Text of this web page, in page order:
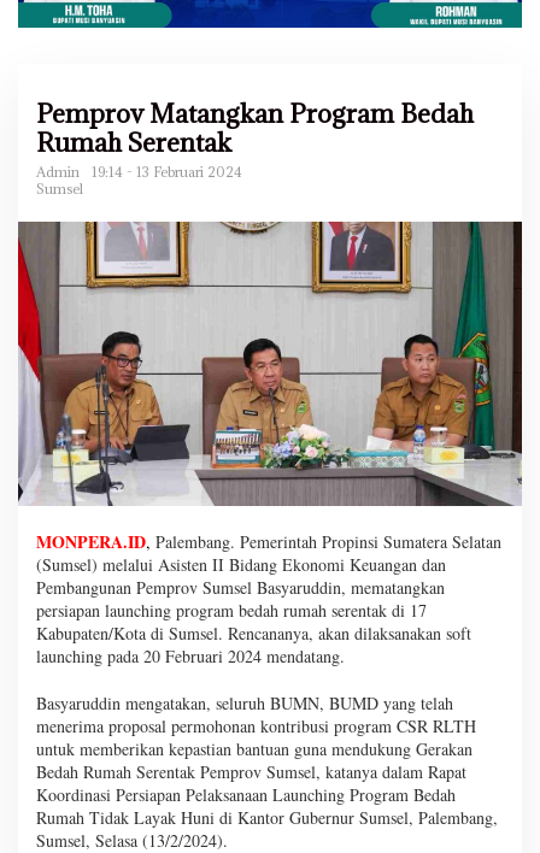
Pemprov Matangkan Program Bedah
Rumah Serentak
Admin
19:14 - 13 Februari 2024
Sumsel
MONPERA.ID, Palembang. Pemerintah Propinsi Sumatera Selatan
(Sumsel) melalui Asisten II Bidang Ekonomi Keuangan dan
Pembangunan Pemprov Sumsel Basyaruddin, mematangkan
persiapan launching program bedah rumah serentak di 17
Kabupaten/Kota di Sumsel. Rencananya, akan dilaksanakan soft
launching pada 20 Februari 2024 mendatang.
Basyaruddin mengatakan, seluruh BUMN, BUMD yang telah
menerima proposal permohonan kontribusi program CSR RLTH
untuk memberikan kepastian bantuan guna mendukung Gerakan
Bedah Rumah Serentak Pemprov Sumsel, katanya dalam Rapat
Koordinasi Persiapan Pelaksanaan Launching Program Bedah
Rumah Tidak Layak Huni di Kantor Gubernur Sumsel, Palembang,
Sumsel, Selasa (13/2/2024).